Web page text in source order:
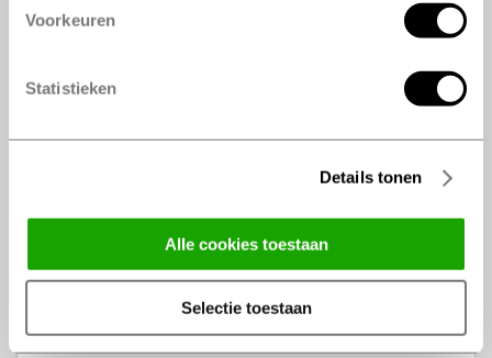
Voorkeuren
Statistieken
Details tonen
alle cookies toestaan
selectie toestaan
185/65 R14 86H
185/65 R15 88H
195/55 R15 85H